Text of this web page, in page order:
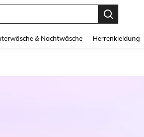
& Nachtwäsche Herrenkleidung